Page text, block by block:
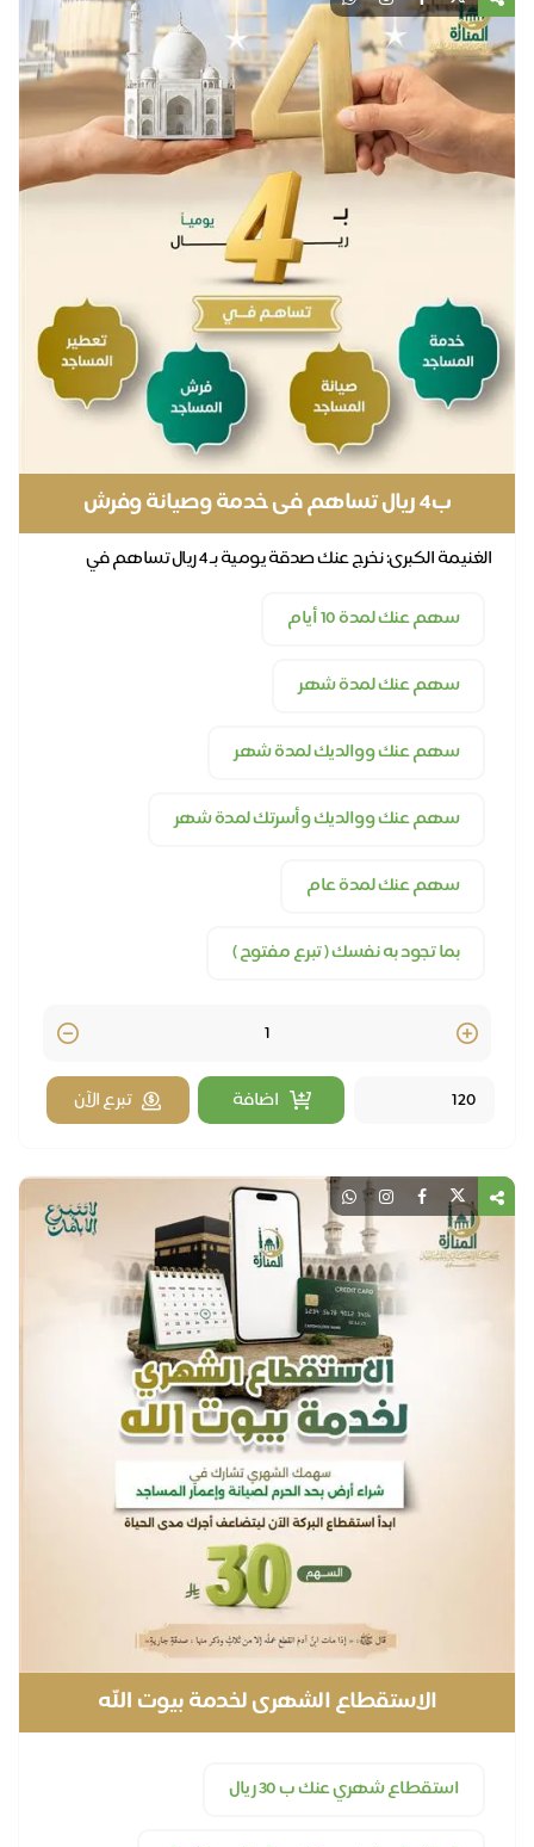
ب4 ريال تساهم فى خدمة وصيانة وفرش
وتعطير المساجد
الغنيمة الكبرى: نخرج عنك صدقة يومية بـ 4 ريال تساهم في
سهم عنك لمدة 10 أيام
سهم عنك لمدة شهر
سهم عنك ووالديك لمدة شهر
سهم عنك ووالديك وأسرتك لمدة شهر
سهم عنك لمدة عام
بما تجود به نفسك ( تبرع مفتوح )
Quantity
اضافة
تبرع الآن
الاستقطاع الشهرى لخدمة بيوت الله
استقطاع شهري عنك ب 30 ريال